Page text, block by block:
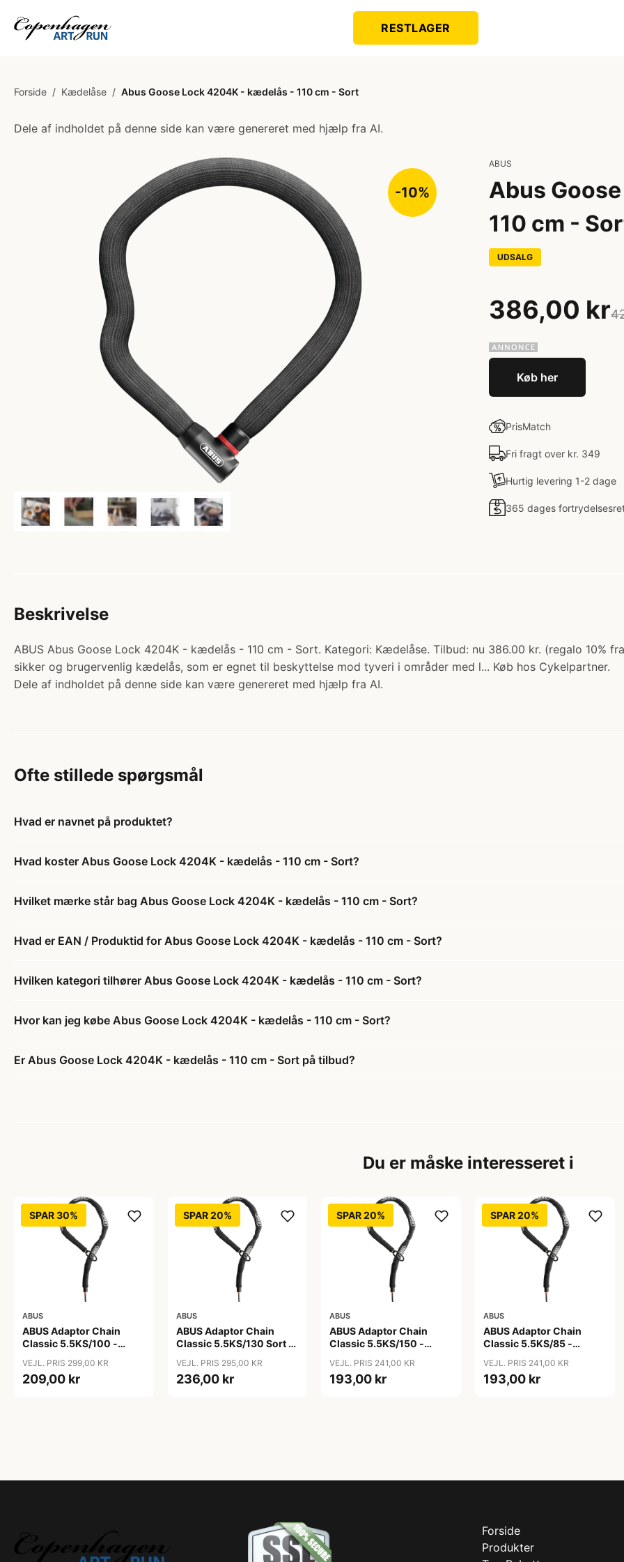
RESTLAGER
Forside / Kædelåse / Abus Goose Lock 4204K - kædelås - 110 cm - Sort
Dele af indholdet på denne side kan være genereret med hjælp fra AI.
-10%
ABUS
Abus
110 cm -
UDSALG
386,00 kr
Køb her
PrisMatch
Fri fragt over kr. 349
Hurtig levering 1-2 dage
365 dages
Beskrivelse
ABUS Abus Goose Lock 4204K - kædelås - 110 cm - Sort. Kategori: Kædelåse. Tilbud: nu 386.00 kr. (regalo 10%
sikker og brugervenlig kædelås, som er egnet til beskyttelse mod tyveri i områder med l... Køb hos Cykelpartner.
Dele af indholdet på denne side kan være genereret med hjælp fra AI.
Ofte stillede spørgsmål
Hvad er navnet på produktet?
Hvad koster Abus Goose Lock 4204K - kædelås - 110 cm - Sort?
Hvilket mærke står bag Abus Goose Lock 4204K - kædelås - 110 cm - Sort?
Hvad er EAN / Produktid for Abus Goose Lock 4204K - kædelås - 110 cm - Sort?
Hvilken kategori tilhører Abus Goose Lock 4204K - kædelås - 110 cm - Sort?
Hvor kan jeg købe Abus Goose Lock 4204K - kædelås - 110 cm - Sort?
Er Abus Goose Lock 4204K - kædelås - 110 cm - Sort på tilbud?
Du er måske interesseret i
SPAR 30%
ABUS
ABUS Adaptor Chain
Classic 5.5KS/100 -
VEJL. PRIS 299,00 KR
209,00 kr
SPAR 20%
ABUS
ABUS Adaptor Chain
Classic 5.5KS/130 Sort -
VEJL. PRIS 295,00 KR
236,00 kr
SPAR 20%
ABUS
ABUS Adaptor Chain
Classic 5.5KS/150 -
VEJL. PRIS 241,00 KR
193,00 kr
SPAR 20%
ABUS
ABUS Adaptor Chain
Classic 5.5KS/85 -
VEJL. PRIS 241,00 KR
193,00 kr
Forside
Produkter